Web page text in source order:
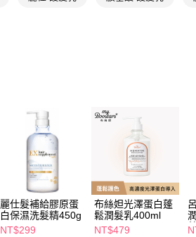
３．未成年的使用者請事先徵得法定代理人或監護
「AFTEE先享後付」，若未經同意申辦者引起之損
４．使用「AFTEE先享後付」時，將依據個別帳號
即時審查核予不同之上限額度；若仍有額度不足之
結果請求用戶進行身份認證。
５．嚴禁一人註冊多個帳號或使用他人資訊註冊。
形，恩沛科技股份有限公司將有權停止該用戶之使
動。
每筆NT$65，滿NT$490(含以上)免運費
宅配(本島)
每筆NT$100，滿NT$790(含以上)免運費
付款後寶雅門市自取(由倉庫統一出貨)
每筆NT$80，滿NT$290(含以上)免運費
麗仕髮補給膠原蛋
白保濕洗髮精450g
NT$299
布絲妲光澤蛋白蓬
鬆潤髮乳400ml
NT$479